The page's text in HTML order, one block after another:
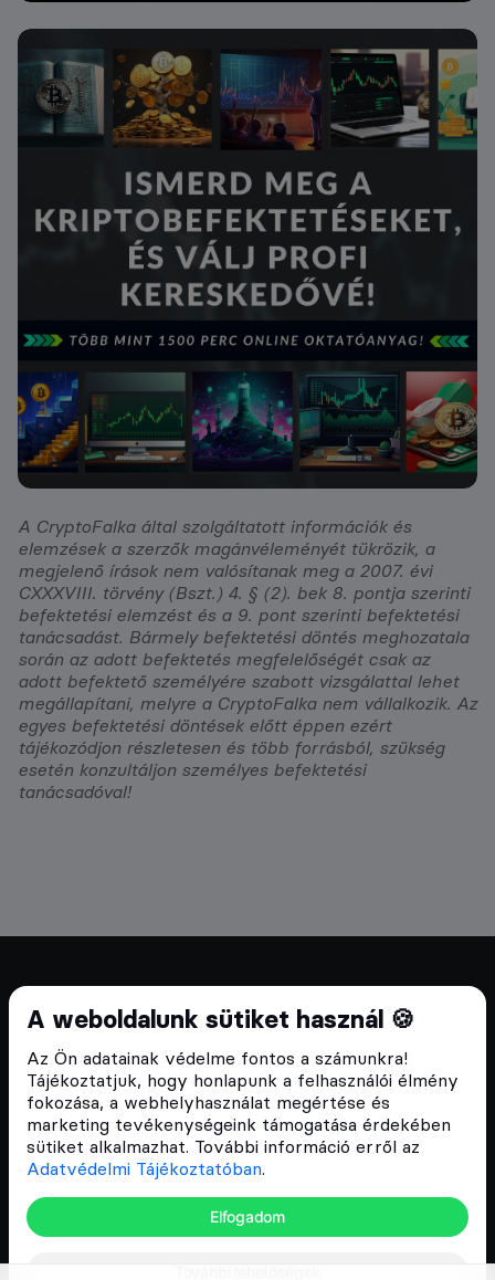
A weboldalunk sütiket használ 🍪
Az Ön adatainak védelme fontos a számunkra!
Tájékoztatjuk, hogy honlapunk a felhasználói élmény
fokozása, a webhelyhasználat megértése és
marketing tevékenységeink támogatása érdekében
sütiket alkalmazhat. További információ erről az
Adatvédelmi Tájékoztatóban.
Elfogadom
A CryptoFalka által szolgáltatott információk és
elemzések a szerzők magánvéleményét tükrözik, a
megjelenő írások nem valósítanak meg a 2007. évi
CXXXVIII. törvény (Bszt.) 4. § (2). bek 8. pontja szerinti
befektetési elemzést és a 9. pont szerinti befektetési
tanácsadást. Bármely befektetési döntés meghozatala
során az adott befektetés megfelelőségét csak az
adott befektető személyére szabott vizsgálattal lehet
megállapítani, melyre a CryptoFalka nem vállalkozik. Az
egyes befektetési döntések előtt éppen ezért
tájékozódjon részletesen és több forrásból, szükség
esetén konzultáljon személyes befektetési
tanácsadóval!
Cryptofalka 2018 óta
Szívünkön viseljük a blokklánc technológia
népszerűsítését Magyarországon, ezért 2018 óta a
Cryptofalka célja, hogy biztosítsa a hazai közösség
és vállalatok digitális oktatását és fejlődését.
Oldalak